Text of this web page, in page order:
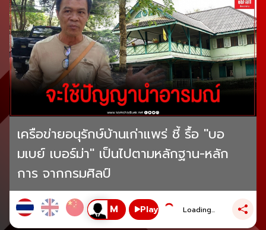
เครือข่ายอนุรักษ์บ้านเก่าแพร่ ชี้ รื้อ "บอ
มเบย์ เบอร์ม่า" เป็นไปตามหลักฐาน-หลัก
การ จากกรมศิลป์
Play Loading...